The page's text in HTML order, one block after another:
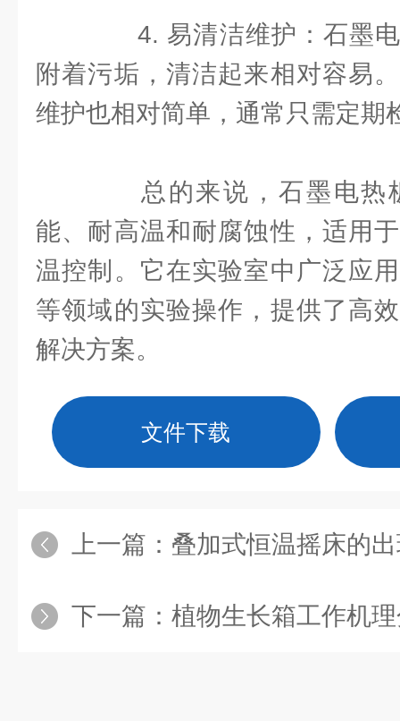
4. 易清洁维护：石墨电
附着污垢，清洁起来相对容易
维护也相对简单，通常只需定期
总的来说，石墨电热
能、耐高温和耐腐蚀性，适用
温控制。它在实验室中广泛应
等领域的实验操作，提供了高
解决方案。
文件下载
上一篇： 叠加式恒温摇床的出现为
下一篇： 植物生长箱工作机